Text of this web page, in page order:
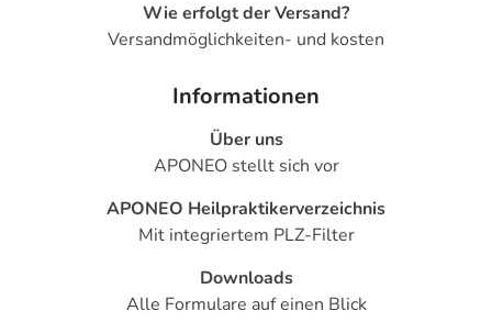
Wie erfolgt der Versand?
Versandmöglichkeiten- und kosten
Informationen
Über uns
APONEO stellt sich vor
APONEO Heilpraktikerverzeichnis
Mit integriertem PLZ-Filter
Downloads
Alle Formulare auf einen Blick